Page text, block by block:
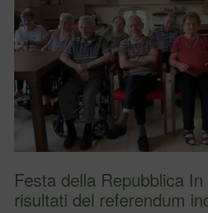
Facebook
Festa della Repubblica In seguito ai
risultati del referendum